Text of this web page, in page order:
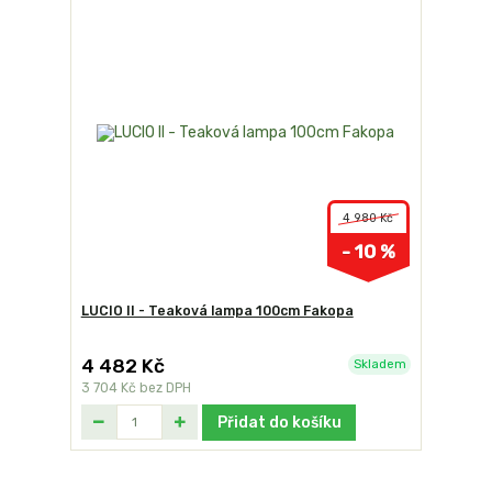
4 980 Kč
- 10 %
LUCIO II - Teaková lampa 100cm Fakopa
4 482 Kč
3 704 Kč bez DPH
Skladem
Přidat do košíku